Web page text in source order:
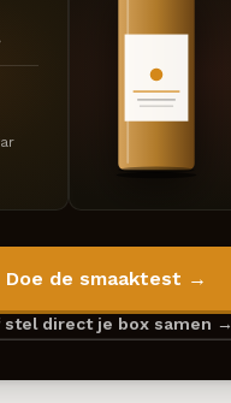
Doe de smaaktest →
stel direct je box samen →